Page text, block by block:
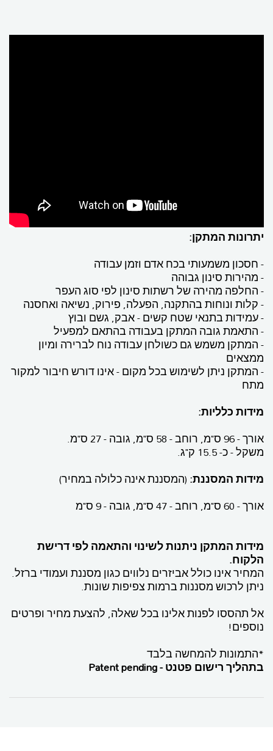
יתרונות המתקן:
- חסכון משמעותי בכח אדם וזמן עבודה
- מהירות סינון גבוהה
- החלפה מהירה של רשתות סינון לפי סוג העפר
- קלות ונוחות בהתקנה, הפעלה, פירוק, נשיאה ואחסנה
- עמידות בתנאי שטח קשים - אבק, גשם ובוץ
- התאמת גובה המתקן בעבודה בהתאם למפעיל
- המתקן משמש גם כשולחן עבודה נוח לברירה ומיון
ממצאים
- המתקן ניתן לשימוש בכל מקום - אינו דורש חיבור למקור
מתח
מידות כלליות:
אורך - 96 ס"מ, רוחב - 58 ס"מ, גובה - 27 ס"מ.
משקל - כ- 15.5 ק"ג.
מידות המסננת:(המסננת אינה כלולה במחיר)
אורך - 60 ס"מ, רוחב - 47 ס"מ, גובה - 9 ס"מ
מידות המתקן ניתנות לשינוי והתאמה לפי דרישת
הלקוח.
המחיר אינו כולל אביזרים נלווים כגון מסננת ועמודי ברזל.
ניתן לרכוש מסננות ברמות צפיפות שונות.
אל תהססו לפנות אלינו בכל שאלה, להצעת מחיר ופרטים
נוספים!
*התמונות להמחשה בלבד
בתהליך רישום פטנט - Patent pending